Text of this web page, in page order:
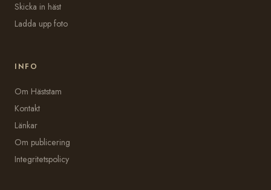
Skicka in häst
Ladda upp foto
INFO
Om Häststam
Kontakt
Länkar
Om publicering
Integritetspolicy